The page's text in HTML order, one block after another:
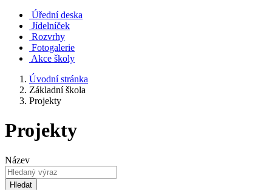
Úřední deska
Jídelníček
Rozvrhy
Fotogalerie
Akce školy
Úvodní stránka
Základní škola
Projekty
Projekty
Název
Hledat